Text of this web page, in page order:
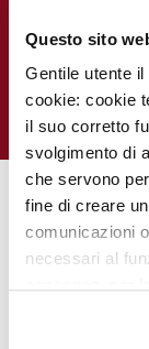
Questo sito
Gentile utente
cookie: cookie
il suo corretto
svolgimento di
che servono
fine di creare
comunicazioni
necessari al
Qualora non